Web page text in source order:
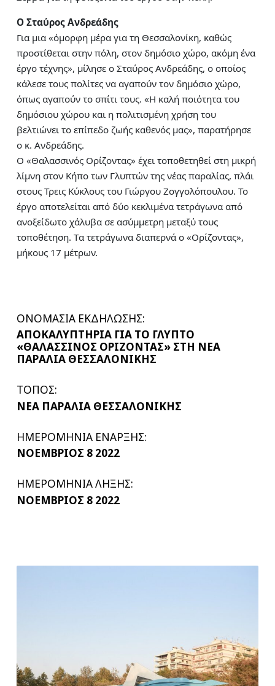
Ο Σταύρος Ανδρεάδης
Για μια «όμορφη μέρα για τη Θεσσαλονίκη, καθώς
προστίθεται στην πόλη, στον δημόσιο χώρο, ακόμη ένα
έργο τέχνης», μίλησε ο Σταύρος Ανδρεάδης, ο οποίος
κάλεσε τους πολίτες να αγαπούν τον δημόσιο χώρο,
όπως αγαπούν το σπίτι τους. «Η καλή ποιότητα του
δημόσιου χώρου και η πολιτισμένη χρήση του
βελτιώνει το επίπεδο ζωής καθενός μας», παρατήρησε
ο κ. Ανδρεάδης.
Ο «Θαλασσινός Ορίζοντας» έχει τοποθετηθεί στη μικρή
λίμνη στον Κήπο των Γλυπτών της νέας παραλίας, πλάι
στους Τρεις Κύκλους του Γιώργου Ζογγολόπουλου. Το
έργο αποτελείται από δύο κεκλιμένα τετράγωνα από
ανοξείδωτο χάλυβα σε ασύμμετρη μεταξύ τους
τοποθέτηση. Tα τετράγωνα διαπερνά ο «Ορίζοντας»,
μήκους 17 μέτρων.
ΟΝΟΜΑΣΙΑ ΕΚΔΗΛΩΣΗΣ:
ΑΠΟΚΑΛΥΠΤΗΡΙΑ ΓΙΑ ΤΟ ΓΛΥΠΤΟ
«ΘΑΛΑΣΣΙΝΟΣ ΟΡΙΖΟΝΤΑΣ» ΣΤΗ ΝΕΑ
ΠΑΡΑΛΙΑ ΘΕΣΣΑΛΟΝΙΚΗΣ
ΤΟΠΟΣ:
NΕΑ ΠΑΡΑΛΙΑ ΘΕΣΣΑΛΟΝΙΚΗΣ
ΗΜΕΡΟΜΗΝΙΑ ΕΝΑΡΞΗΣ:
ΝΟΕΜΒΡΙΟΣ 8 2022
ΗΜΕΡΟΜΗΝΙΑ ΛΗΞΗΣ:
ΝΟΕΜΒΡΙΟΣ 8 2022